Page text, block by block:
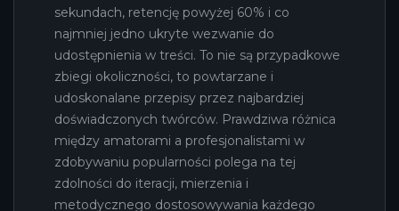
sekundach, retencję powyżej 60% i co
najmniej jedno ukryte wezwanie do
udostępnienia w treści. To nie są przypadkowe
zbiegi okoliczności, to powtarzane i
udoskonalane przepisy przez najbardziej
doświadczonych twórców. Prawdziwa różnica
między amatorami a profesjonalistami w
zdobywaniu popularności polega na tej
zdolności do iteracji, mierzenia i
metodycznego dostosowywania każdego